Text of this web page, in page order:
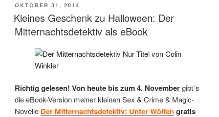
VERÖFFENTLICHT
AM
OKTOBER 31, 2014
Kleines Geschenk zu Halloween: Der
Mitternachtsdetektiv als eBook
Richtig gelesen! Von heute bis zum 4. Novembergibt´s
die eBook-Version meiner kleinen Sex & Crime & Magic-
Novelle Der Mitternachtsdetektiv: Unter Wölfengratis